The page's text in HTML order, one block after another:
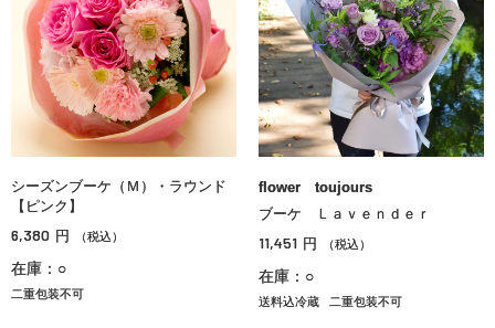
シーズンブーケ（Ｍ）・ラウンド
【ピンク】
6,380 円 （税込）
在庫：○
二重包装不可
flower toujours
ブーケ Ｌａｖｅｎｄｅｒ
11,451 円 （税込）
在庫：○
送料込冷蔵 二重包装不可